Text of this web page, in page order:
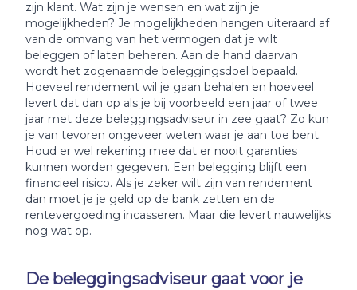
zijn klant. Wat zijn je wensen en wat zijn je
mogelijkheden? Je mogelijkheden hangen uiteraard af
van de omvang van het vermogen dat je wilt
beleggen of laten beheren. Aan de hand daarvan
wordt het zogenaamde beleggingsdoel bepaald.
Hoeveel rendement wil je gaan behalen en hoeveel
levert dat dan op als je bij voorbeeld een jaar of twee
jaar met deze beleggingsadviseur in zee gaat? Zo kun
je van tevoren ongeveer weten waar je aan toe bent.
Houd er wel rekening mee dat er nooit garanties
kunnen worden gegeven. Een belegging blijft een
financieel risico. Als je zeker wilt zijn van rendement
dan moet je je geld op de bank zetten en de
rentevergoeding incasseren. Maar die levert nauwelijks
nog wat op.
De beleggingsadviseur gaat voor je